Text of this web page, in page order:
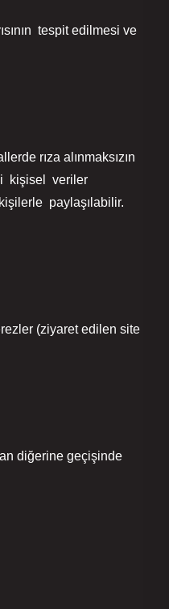
tespit edilmesi ve
rıza alınmaksızın
kişisel veriler
paylaşılabilir.
(ziyaret edilen site
diğerine geçişinde